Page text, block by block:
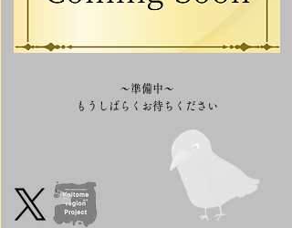
～準備中～
​もうしばらくお待ちください